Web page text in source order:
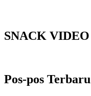
SNACK VIDEO
Pos-pos Terbaru